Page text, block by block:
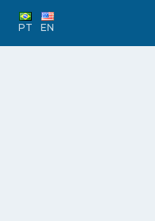
PT EN